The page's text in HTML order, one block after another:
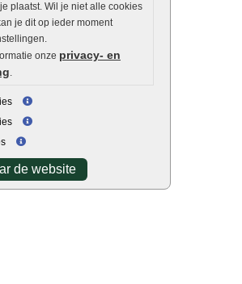
plaatst. Wil je niet alle cookies
je dit op ieder moment
onze privacy- en
.
de website